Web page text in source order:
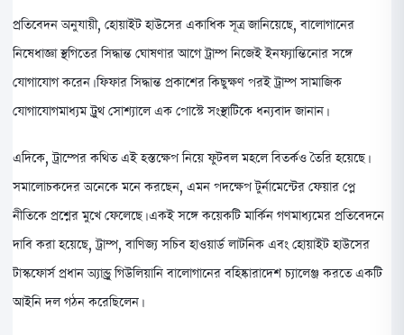
প্রতিবেদন অনুযায়ী, হোয়াইট হাউসের একাধিক সূত্র জানিয়েছে, বালোগানের
নিষেধাজ্ঞা স্থগিতের সিদ্ধান্ত ঘোষণার আগে ট্রাম্প নিজেই ইনফ্যান্তিনোর সঙ্গে
যোগাযোগ করেন। ফিফার সিদ্ধান্ত প্রকাশের কিছুক্ষণ পরই ট্রাম্প সামাজিক
যোগাযোগমাধ্যম ট্রুথ সোশ্যালে এক পোস্টে সংস্থাটিকে ধন্যবাদ জানান।
এদিকে, ট্রাম্পের কথিত এই হস্তক্ষেপ নিয়ে ফুটবল মহলে বিতর্কও তৈরি হয়েছে।
সমালোচকদের অনেকে মনে করছেন, এমন পদক্ষেপ টুর্নামেন্টের ফেয়ার প্লে
নীতিকে প্রশ্নের মুখে ফেলেছে। একই সঙ্গে কয়েকটি মার্কিন গণমাধ্যমের প্রতিবেদনে
দাবি করা হয়েছে, ট্রাম্প, বাণিজ্য সচিব হাওয়ার্ড লাটনিক এবং হোয়াইট হাউসের
টাস্কফোর্স প্রধান অ্যান্ড্রু গিউলিয়ানি বালোগানের বহিষ্কারাদেশ চ্যালেঞ্জ করতে একটি
আইনি দল গঠন করেছিলেন।